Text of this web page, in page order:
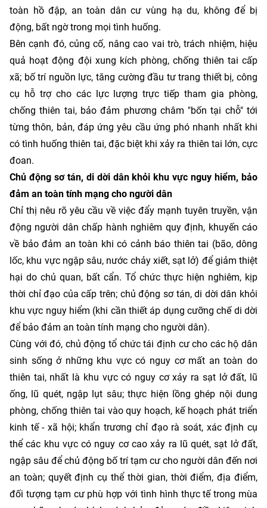
toàn hồ đập, an toàn dân cư vùng hạ du, không để bị
động, bất ngờ trong mọi tình huống.
Bên cạnh đó, củng cố, nâng cao vai trò, trách nhiệm, hiệu
quả hoạt động đội xung kích phòng, chống thiên tai cấp
xã; bố trí nguồn lực, tăng cường đầu tư trang thiết bị, công
cụ hỗ trợ cho các lực lượng trực tiếp tham gia phòng,
chống thiên tai, bảo đảm phương châm "bốn tại chỗ" tới
từng thôn, bản, đáp ứng yêu cầu ứng phó nhanh nhất khi
có tình huống thiên tai, đặc biệt khi xảy ra thiên tai lớn, cực
đoan.
Chủ động sơ tán, di dời dân khỏi khu vực nguy hiểm, bảo
đảm an toàn tính mạng cho người dân
Chỉ thị nêu rõ yêu cầu về việc đẩy mạnh tuyên truyền, vận
động người dân chấp hành nghiêm quy định, khuyến cáo
về bảo đảm an toàn khi có cảnh báo thiên tai (bão, dông
lốc, khu vực ngập sâu, nước chảy xiết, sạt lở) để giảm thiệt
hại do chủ quan, bất cẩn. Tổ chức thực hiện nghiêm, kịp
thời chỉ đạo của cấp trên; chủ động sơ tán, di dời dân khỏi
khu vực nguy hiểm (khi cần thiết áp dụng cưỡng chế di dời
để bảo đảm an toàn tính mạng cho người dân).
Cùng với đó, chủ động tổ chức tái định cư cho các hộ dân
sinh sống ở những khu vực có nguy cơ mất an toàn do
thiên tai, nhất là khu vực có nguy cơ xảy ra sạt lở đất, lũ
ống, lũ quét, ngập lụt sâu; thực hiện lồng ghép nội dung
phòng, chống thiên tai vào quy hoạch, kế hoạch phát triển
kinh tế - xã hội; khẩn trương chỉ đạo rà soát, xác định cụ
thể các khu vực có nguy cơ cao xảy ra lũ quét, sạt lở đất,
ngập sâu để chủ động bố trí tạm cư cho người dân đến nơi
an toàn; quyết định cụ thể thời gian, thời điểm, địa điểm,
đối tượng tạm cư phù hợp với tình hình thực tế trong mùa